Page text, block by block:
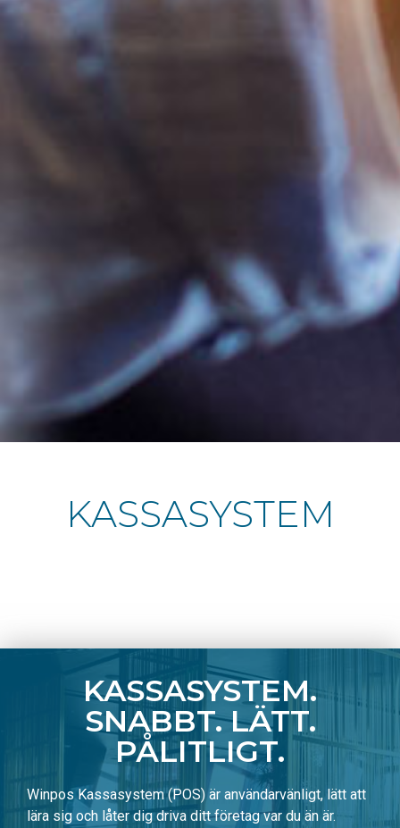
KASSASYSTEM
KASSASYSTEM.
SNABBT. LÄTT.
PÅLITLIGT.
Winpos Kassasystem (POS) är användarvänligt, lätt att
lära sig och låter dig driva ditt företag var du än är.